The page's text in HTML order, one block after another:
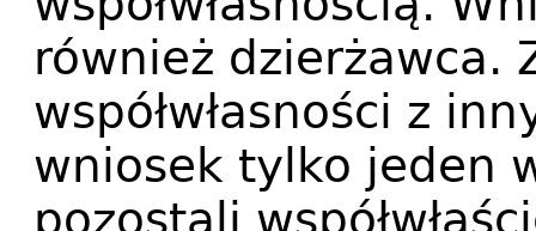
również dzierżawca.
współwłasności z
wniosek tylko jeden
pozostali